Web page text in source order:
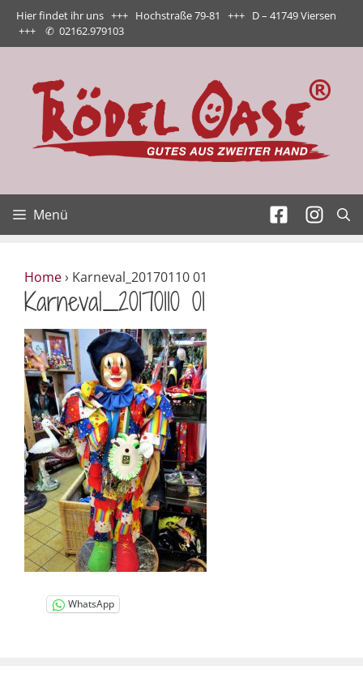
Zum
Inhalt
springen
Hier findet ihr uns +++ Hochstraße 79-81 +++ D – 41749 Viersen
+++ ✆ 02162.979103
Menü
Home› Karneval_20170110 01
Karneval_20170110 01
WhatsApp